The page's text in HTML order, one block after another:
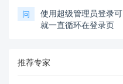
问
使用超级管理员登录
就一直循环在登录页
推荐专家